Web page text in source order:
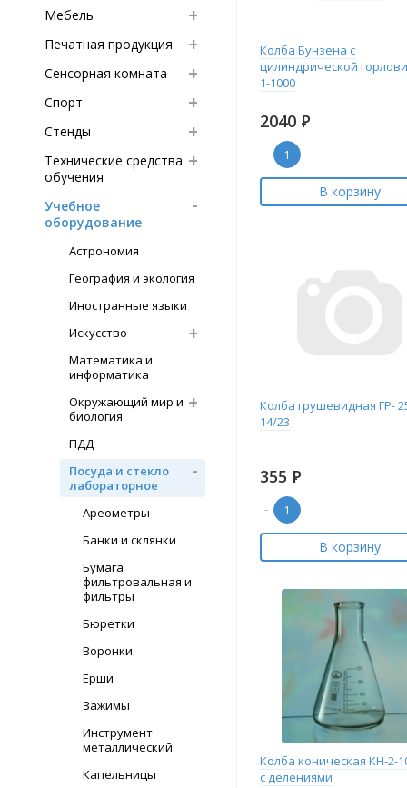
Мебель
Печатная продукция
Сенсорная комната
Спорт
Стенды
Технические средства
обучения
Учебное
оборудование
Астрономия
География и экология
Иностранные языки
Искусство
Математика и
информатика
Окружающий мир и
биология
ПДД
Посуда и стекло
лабораторное
Ареометры
Банки и склянки
Бумага
фильтровальная и
фильтры
Бюретки
Воронки
Ерши
Зажимы
Инструмент
металлический
Капельницы
Колба Бунзена с
цилиндрической
1-1000
2040 Р
-
В корзину
Колба грушевидная ГР-
14/23
355 Р
-
В корзину
Колба коническая КН-2-
с делениями